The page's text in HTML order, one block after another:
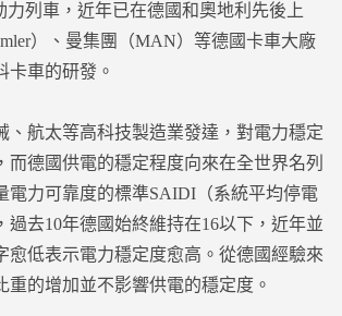
力列車，近年已在德國和奧地利先後上
）、曼集團（MAN）等德國卡車大廠
卡車的研發。
、航太等高科技製造業發達，對電力穩定
而德國供電的穩定程度向來在全世界名列
電力可靠度的標準SAIDI（系統平均停電
過去10年德國始終維持在16以下，近年並
愈低表示電力穩定度愈高。從德國經驗來
重的增加並不影響供電的穩定度。